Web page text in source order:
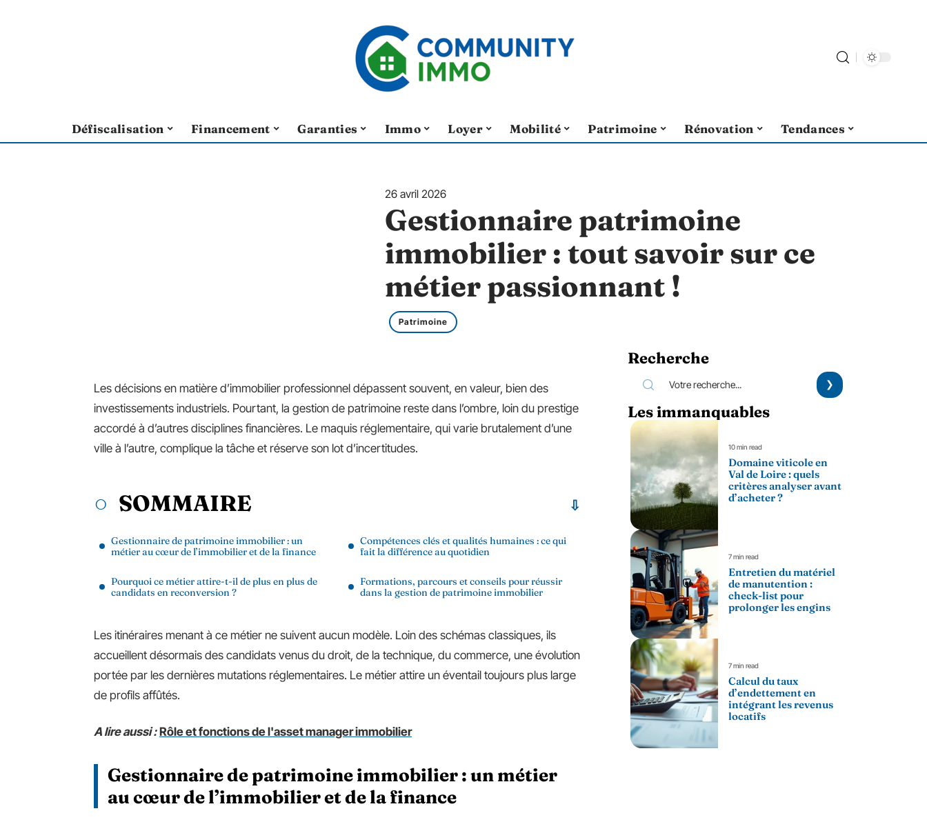
Défiscalisation Financement Garanties Immo Loyer Mobilité Patrimoine Rénovation Tendances
26 avril 2026
Gestionnaire patrimoine
immobilier : tout savoir sur ce
métier passionnant !
Patrimoine
Les décisions en matière d’immobilier professionnel dépassent souvent, en valeur, bien des
investissements industriels. Pourtant, la gestion de patrimoine reste dans l’ombre, loin du prestige
accordé à d’autres disciplines financières. Le maquis réglementaire, qui varie brutalement d’une
ville à l’autre, complique la tâche et réserve son lot d’incertitudes.
SOMMAIRE
Gestionnaire de patrimoine immobilier : un
métier au cœur de l’immobilier et de la finance
Pourquoi ce métier attire-t-il de plus en plus de
candidats en reconversion ?
Compétences clés et qualités humaines : ce qui
fait la différence au quotidien
Formations, parcours et conseils pour réussir
dans la gestion de patrimoine immobilier
Les itinéraires menant à ce métier ne suivent aucun modèle. Loin des schémas classiques, ils
accueillent désormais des candidats venus du droit, de la technique, du commerce, une évolution
portée par les dernières mutations réglementaires. Le métier attire un éventail toujours plus large
de profils affûtés.
A lire aussi : Rôle et fonctions de l'asset manager immobilier
Gestionnaire de patrimoine immobilier : un métier
au cœur de l’immobilier et de la finance
Recherche
Les immanquables
10 min read
Domaine viticole en
Val de Loire : quels
critères analyser avant
d’acheter ?
7 min read
Entretien du matériel
de manutention :
check-list pour
prolonger les engins
7 min read
Calcul du taux
d’endettement en
intégrant les revenus
locatifs